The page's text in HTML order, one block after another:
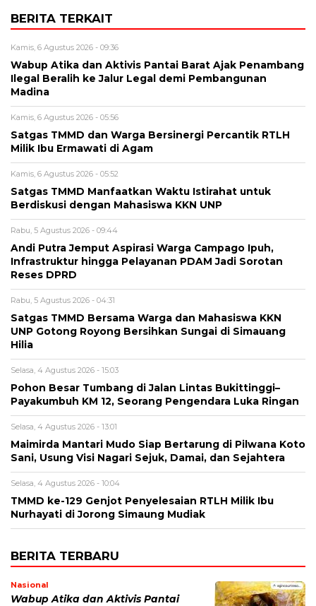
BERITA TERKAIT
Kamis, 6 Agustus 2026 - 09:36
Wabup Atika dan Aktivis Pantai Barat Ajak Penambang
Ilegal Beralih ke Jalur Legal demi Pembangunan
Madina
Kamis, 6 Agustus 2026 - 05:56
Satgas TMMD dan Warga Bersinergi Percantik RTLH
Milik Ibu Ermawati di Agam
Kamis, 6 Agustus 2026 - 05:52
Satgas TMMD Manfaatkan Waktu Istirahat untuk
Berdiskusi dengan Mahasiswa KKN UNP
Rabu, 5 Agustus 2026 - 09:44
Andi Putra Jemput Aspirasi Warga Campago Ipuh,
Infrastruktur hingga Pelayanan PDAM Jadi Sorotan
Reses DPRD
Rabu, 5 Agustus 2026 - 04:31
Satgas TMMD Bersama Warga dan Mahasiswa KKN
UNP Gotong Royong Bersihkan Sungai di Simauang
Hilia
Selasa, 4 Agustus 2026 - 15:03
Pohon Besar Tumbang di Jalan Lintas Bukittinggi–
Payakumbuh KM 12, Seorang Pengendara Luka Ringan
Selasa, 4 Agustus 2026 - 13:01
Maimirda Mantari Mudo Siap Bertarung di Pilwana Koto
Sani, Usung Visi Nagari Sejuk, Damai, dan Sejahtera
Selasa, 4 Agustus 2026 - 10:04
TMMD ke-129 Genjot Penyelesaian RTLH Milik Ibu
Nurhayati di Jorong Simaung Mudiak
BERITA TERBARU
Nasional
Wabup Atika dan Aktivis Pantai